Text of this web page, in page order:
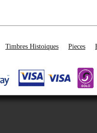
Timbres Histoiques Pieces